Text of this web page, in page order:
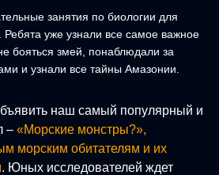
занятия по биологии для
Ребята уже узнали все самое важное
бояться змей, понаблюдали за
и узнали все тайны Амазонии.
наш самый популярный и
– «Морские монстры?»,
морским обитателям и их
. Юных исследователей ждет